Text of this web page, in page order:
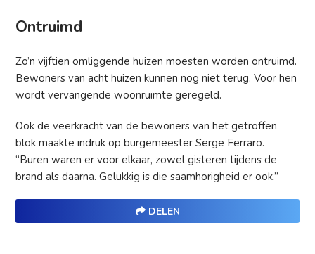
Ontruimd
Zo’n vijftien omliggende huizen moesten worden ontruimd.
Bewoners van acht huizen kunnen nog niet terug. Voor hen
wordt vervangende woonruimte geregeld.
Ook de veerkracht van de bewoners van het getroffen
blok maakte indruk op burgemeester Serge Ferraro.
“Buren waren er voor elkaar, zowel gisteren tijdens de
brand als daarna. Gelukkig is die saamhorigheid er ook.”
DELEN